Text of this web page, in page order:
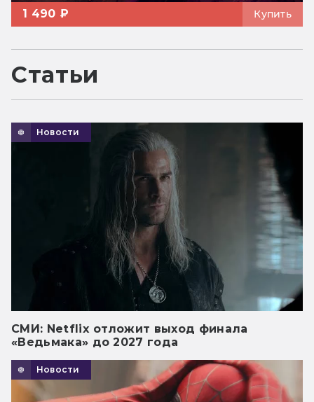
1 490 ₽ Купить
Статьи
Новости
СМИ: Netflix отложит выход финала
«Ведьмака» до 2027 года
Новости